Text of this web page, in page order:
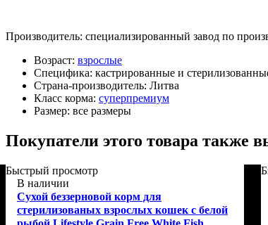
Производитель: специализированный завод по
Возраст: взрослые
Специфика: кастрированные и
Страна-производитель: Литва
Класс корма: суперпремиум
Размер: все размеры
Покупатели этого товара также
Быстрый просмотр
В наличии
Сухой беззерновой корм для
стерилизованых взрослых кошек с белой